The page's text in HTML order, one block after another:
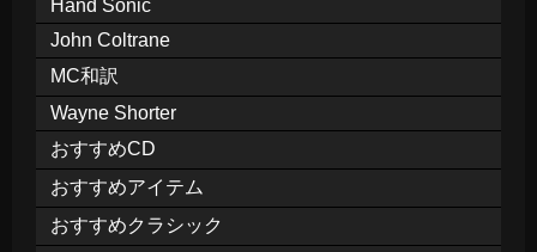
Hand Sonic
John Coltrane
MC和訳
Wayne Shorter
おすすめCD
おすすめアイテム
おすすめクラシック